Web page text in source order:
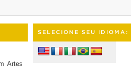
Artes
SELECIONE SEU IDIOMA: